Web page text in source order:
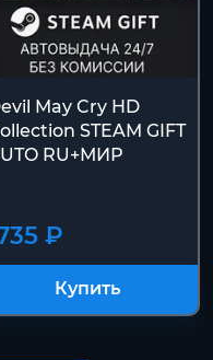
May Cry HD
STEAM GIFT
₽
Купить